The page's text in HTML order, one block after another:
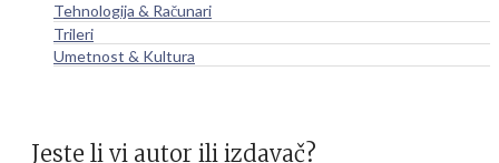
Tehnologija & Računari
Trileri
Umetnost & Kultura
Jeste li vi autor ili izdavač?